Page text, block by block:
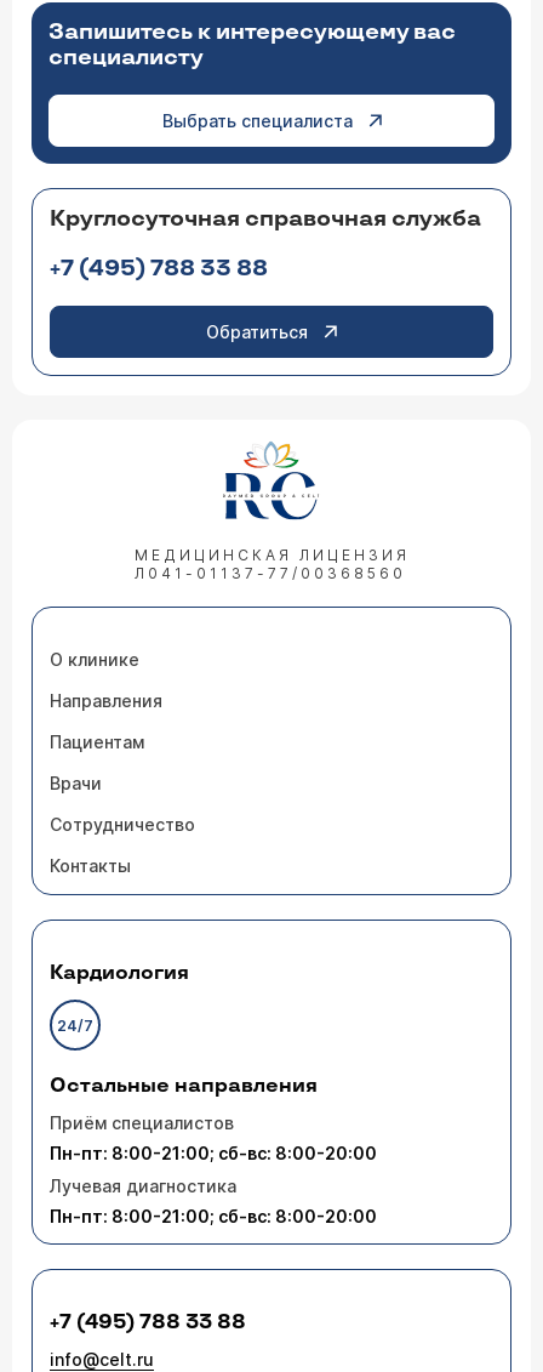
Запишитесь к интересующему вас
специалисту
Выбрать специалиста
Круглосуточная справочная служба
+7 (495) 788 33 88
Обратиться
МЕДИЦИНСКАЯ ЛИЦЕНЗИЯ
Л041-01137-77/00368560
О клинике
Направления
Пациентам
Врачи
Сотрудничество
Контакты
Кардиология
24/7
Остальные направления
Приём специалистов
Пн-пт: 8:00-21:00; сб-вс: 8:00-20:00
Лучевая диагностика
Пн-пт: 8:00-21:00; сб-вс: 8:00-20:00
+7 (495) 788 33 88
info@celt.ru